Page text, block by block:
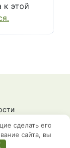
к этой
сделать его
сайта, вы